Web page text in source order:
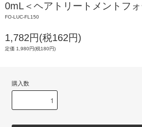
0mL＜ヘアトリートメントフォ
FO-LUC-FL150
1,782円(税162円)
定価 1,980円(税180円)
購入数